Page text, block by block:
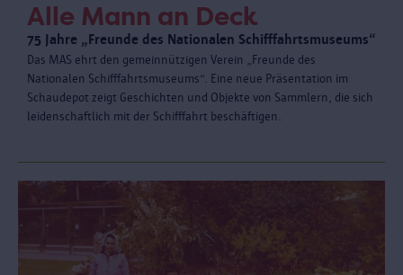
Alle Mann an Deck
75 Jahre „Freunde des Nationalen Schifffahrtsmuseums“
Das MAS ehrt den gemeinnützigen Verein „Freunde des
Nationalen Schifffahrtsmuseums“. Eine neue Präsentation im
Schaudepot zeigt Geschichten und Objekte von Sammlern, die sich
leidenschaftlich mit der Schifffahrt beschäftigen.